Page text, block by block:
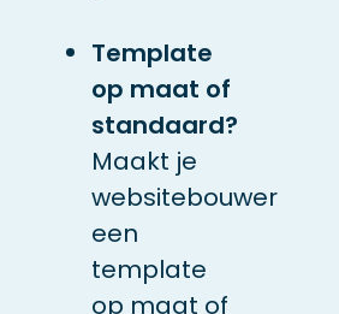
Template
op maat of
standaard?
Maakt je
websitebouwer
een
template
op maat of